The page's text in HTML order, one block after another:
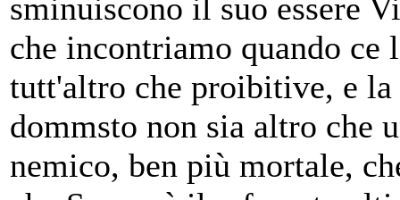
sminuiscono il suo essere
che incontriamo quando
tutt'altro che proibitive, e la
dommsto non sia altro che
nemico, ben più mortale,